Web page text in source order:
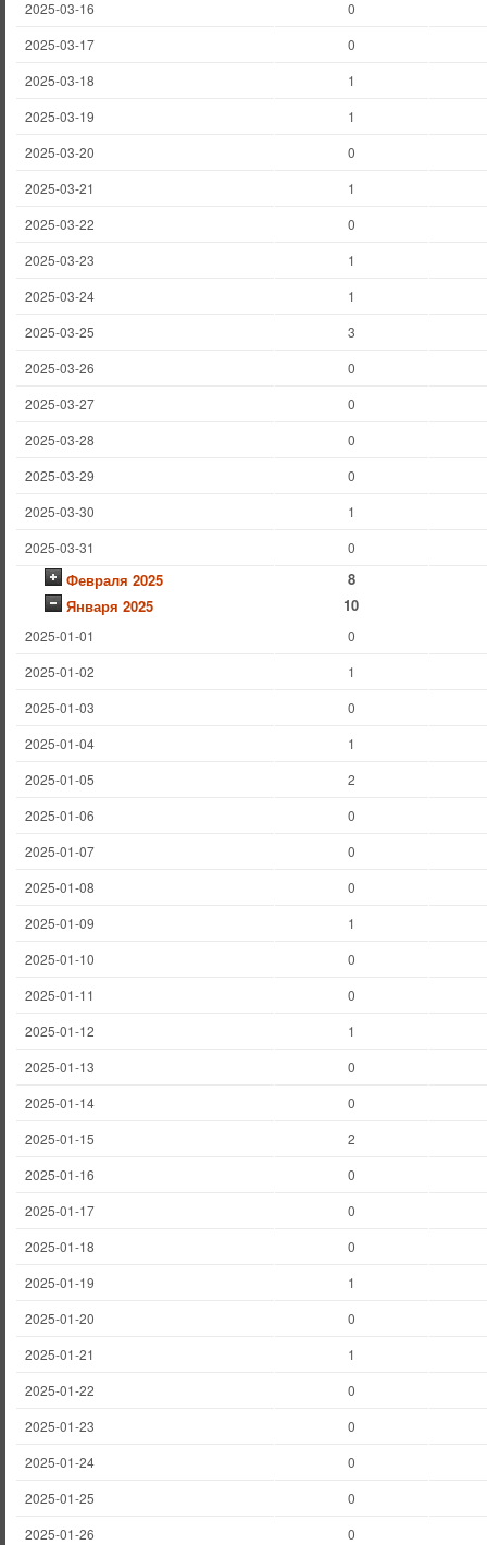
2025-03-16
0
2025-03-17
0
2025-03-18
1
2025-03-19
1
2025-03-20
0
2025-03-21
1
2025-03-22
0
2025-03-23
1
2025-03-24
1
2025-03-25
3
2025-03-26
0
2025-03-27
0
2025-03-28
0
2025-03-29
0
2025-03-30
1
2025-03-31
0
Февраля 2025
8
Января 2025
10
2025-01-01
0
2025-01-02
1
2025-01-03
0
2025-01-04
1
2025-01-05
2
2025-01-06
0
2025-01-07
0
2025-01-08
0
2025-01-09
1
2025-01-10
0
2025-01-11
0
2025-01-12
1
2025-01-13
0
2025-01-14
0
2025-01-15
2
2025-01-16
0
2025-01-17
0
2025-01-18
0
2025-01-19
1
2025-01-20
0
2025-01-21
1
2025-01-22
0
2025-01-23
0
2025-01-24
0
2025-01-25
0
2025-01-26
0